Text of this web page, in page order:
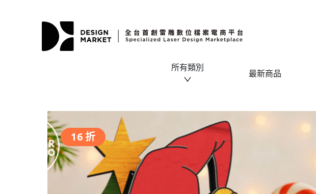
所有類別
最新商品
16 折